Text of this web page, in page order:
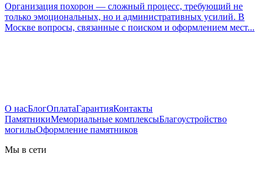
Организация похорон — сложный процесс, требующий не
только эмоциональных, но и административных усилий. В
Москве вопросы, связанные с поиском и оформлением мест...
О насБлогОплатаГарантияКонтакты
ПамятникиМемориальные комплексыБлагоустройство
могилыОформление памятников
Мы в сети